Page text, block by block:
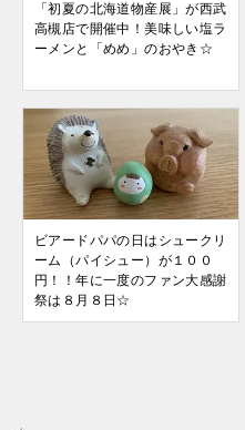
「初夏の北海道物産展」が西武
高槻店で開催中！美味しい塩ラ
ーメンと「めめ」のおやき☆
ビアードパパの日はシュークリ
ーム（パイシュー）が１００
円！！年に一度のファン大感謝
祭は８月８日☆